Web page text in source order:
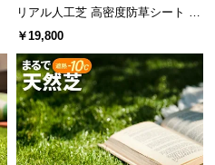
リアル人工芝 高密度防草シート 2×
100m
￥19,800